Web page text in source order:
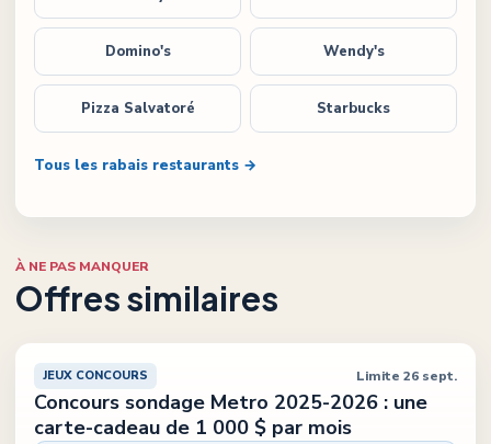
Domino's Wendy's
Pizza Salvatoré Starbucks
Tous les rabais restaurants →
À NE PAS MANQUER
Offres similaires
JEUX CONCOURS Limite 26 sept.
Concours sondage Metro 2025-2026 : une
carte-cadeau de 1 000 $ par mois